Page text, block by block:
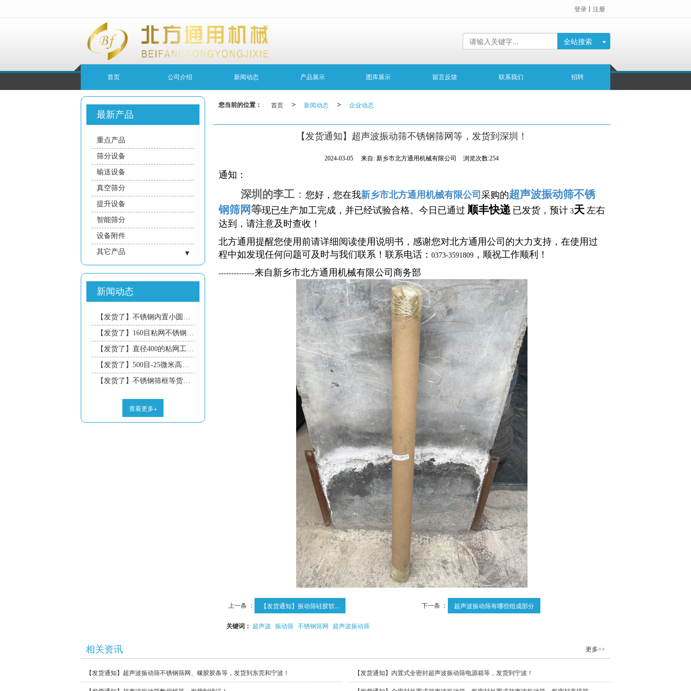
登录 丨 注册
全站搜索
首页 公司介绍 新闻动态 产品展示 图库展示 留言反馈 联系我们 招聘
您当前的位置： 首页 > 新闻动态 > 企业动态
【发货通知】超声波振动筛不锈钢筛网等，发货到深圳！
2024-03-05 来自:新乡市北方通用机械有限公司 浏览次数:254
通知：
深圳的李工： 您好，您在我新乡市北方通用机械有限公司 采购的超声波振动筛不锈
钢筛网等现已生产加工完成，并已经试验合格。今日已通过 顺丰快递 已发货，预计3天 左右
达到，请注意及时查收！
北方通用提醒您使用前请详细阅读使用说明书，感谢您对北方通用公司的大力支持，在使用过
程中如发现任何问题可及时与我们联系！联系电话： 0373-3591809，顺祝工作顺利！
--------------来自新乡市北方通用机械有限公司商务部
上一条 ： 【发货通知】振动筛硅胶软... 下一条 ： 超声波振动筛有哪些组成部分
关键词： 超声波 振动筛 不锈钢筛网 超声波振动筛
最新产品
重点产品
筛分设备
输送设备
真空筛分
提升设备
智能筛分
设备附件
其它产品
- 仓壁设备
- 成套系统
- 振动平台
- 振动电机
- 煤炭行业
- 冶金行业
新闻动态
【发货了】不锈钢内置小圆盘筛框，外置圆圈筛框等货物今日发往北京的孟工，预计三天到达，请注意接收！
【发货了】160目粘网不锈钢筛框等货物今日发往安徽的王工，预计三天到达，请注意接收！
【发货了】直径400的粘网工装等货物今日发往浙江的陈工，预计三天到达，请注意接收！
【发货了】500目-25微米高密度不锈钢筛网等货物今日发往江苏的汤工，预计三天到达，请注意接收！
【发货了】不锈钢筛框等货物今日发往宁波的王工，预计三天到达，请注意接收！
查看更多+
相关资讯 更多>>
【发货通知】超声波振动筛不锈钢筛网、橡胶胶条等，发货到东莞和宁波！ 【发货通知】内置式全密封超声波振动筛电源箱等，发货到宁波！